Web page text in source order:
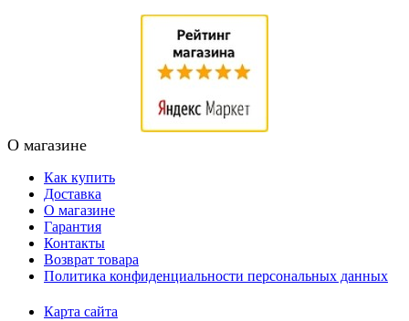
О магазине
Как купить
Доставка
О магазине
Гарантия
Контакты
Возврат товара
Политика конфиденциальности персональных данных
Карта сайта